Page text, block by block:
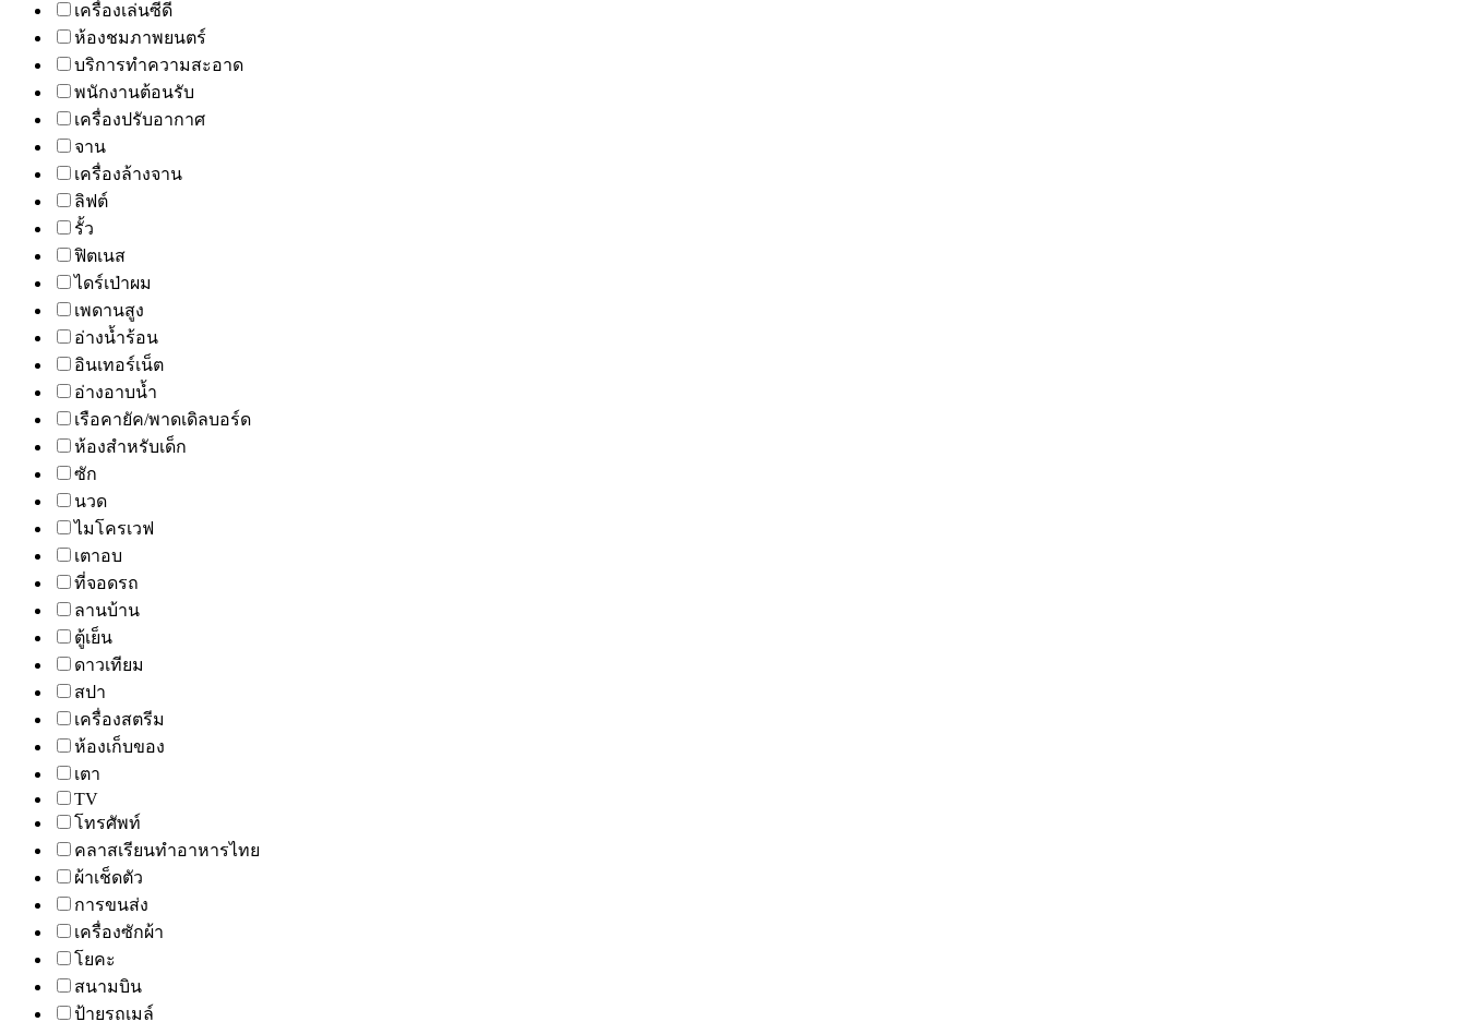
เครื่องเล่นซีดี
ห้องชมภาพยนตร์
บริการทำความสะอาด
พนักงานต้อนรับ
เครื่องปรับอากาศ
จาน
เครื่องล้างจาน
ลิฟต์
รั้ว
ฟิตเนส
ไดร์เป่าผม
เพดานสูง
อ่างน้ำร้อน
อินเทอร์เน็ต
อ่างอาบน้ำ
เรือคายัค/พาดเดิลบอร์ด
ห้องสำหรับเด็ก
ซัก
นวด
ไมโครเวฟ
เตาอบ
ที่จอดรถ
ลานบ้าน
ตู้เย็น
ดาวเทียม
สปา
เครื่องสตรีม
ห้องเก็บของ
เตา
TV
โทรศัพท์
คลาสเรียนทำอาหารไทย
ผ้าเช็ดตัว
การขนส่ง
เครื่องซักผ้า
โยคะ
สนามบิน
ป้ายรถเมล์